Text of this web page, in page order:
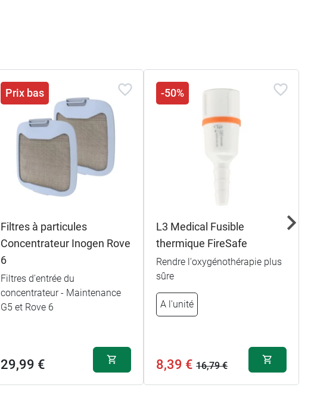
9h40
9h00
5h00
4h00
3h20
6h00
3h00
Prix bas
Filtres à particules
Concentrateur Inogen Rove
6
Filtres d'entrée du
concentrateur - Maintenance
G5 et Rove 6
29,99 €
-50%
L3 Medical Fusible
thermique FireSafe
Rendre l'oxygénothérapie plus
sûre
A l'unité
8,39 € 16,79 €